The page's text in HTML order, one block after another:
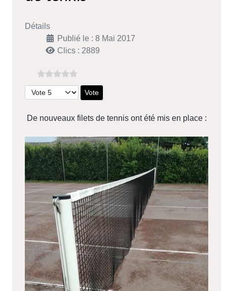
Détails
Publié le : 8 Mai 2017
Clics : 2889
Veuillez voter
De nouveaux filets de tennis ont été mis en place :